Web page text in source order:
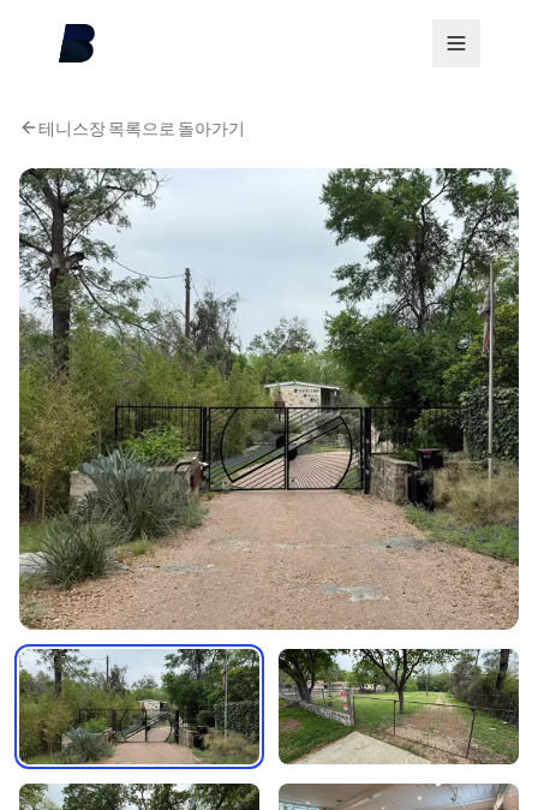
테니스장 목록으로 돌아가기